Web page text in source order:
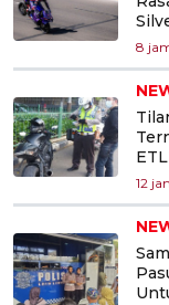
8
12